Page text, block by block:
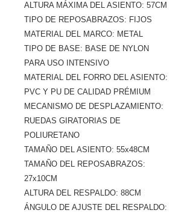
ALTURA MÁXIMA DEL ASIENTO: 57CM
TIPO DE REPOSABRAZOS: FIJOS
MATERIAL DEL MARCO: METAL
TIPO DE BASE: BASE DE NYLON
PARA USO INTENSIVO
MATERIAL DEL FORRO DEL ASIENTO:
PVC Y PU DE CALIDAD PRÉMIUM
MECANISMO DE DESPLAZAMIENTO:
RUEDAS GIRATORIAS DE
POLIURETANO
TAMAÑO DEL ASIENTO: 55x48CM
TAMAÑO DEL REPOSABRAZOS:
27x10CM
ALTURA DEL RESPALDO: 88CM
ÁNGULO DE AJUSTE DEL RESPALDO: